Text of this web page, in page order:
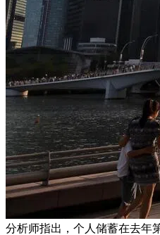
分析师指出，个人储蓄在去年